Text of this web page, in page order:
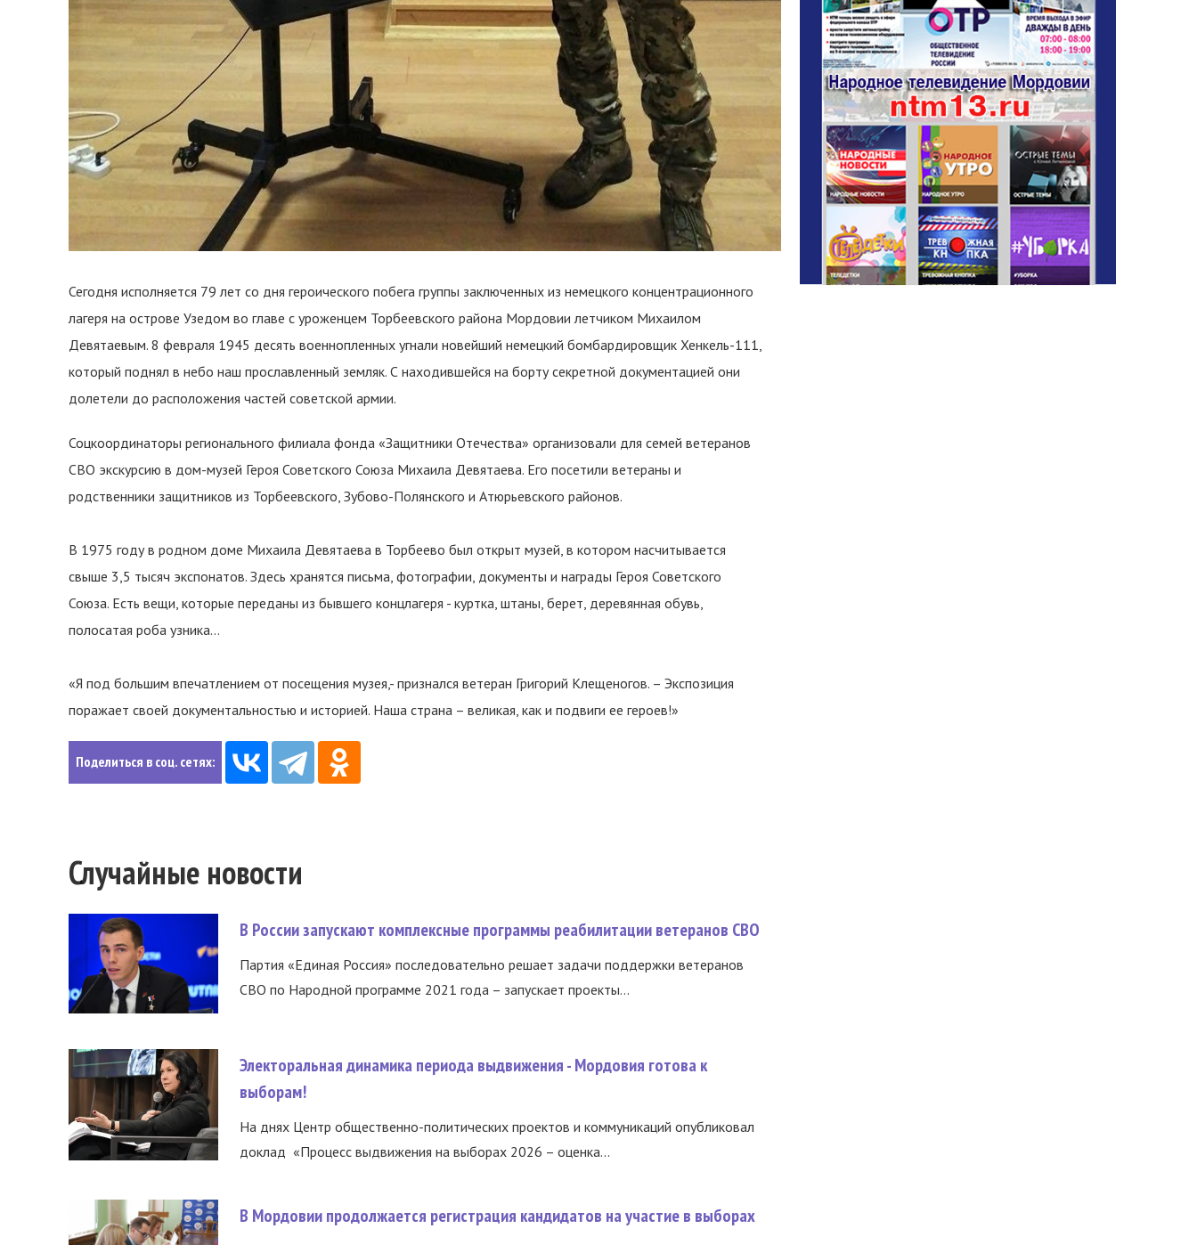
Сегодня исполняется 79 лет со дня героического побега группы заключенных из немецкого концентрационного
лагеря на острове Узедом во главе с уроженцем Торбеевского района Мордовии летчиком Михаилом
Девятаевым. 8 февраля 1945 десять военнопленных угнали новейший немецкий бомбардировщик Хенкель-111,
который поднял в небо наш прославленный земляк. С находившейся на борту секретной документацией они
долетели до расположения частей советской армии.
Соцкоординаторы регионального филиала фонда «Защитники Отечества» организовали для семей ветеранов
СВО экскурсию в дом-музей Героя Советского Союза Михаила Девятаева. Его посетили ветераны и
родственники защитников из Торбеевского, Зубово-Полянского и Атюрьевского районов.
В 1975 году в родном доме Михаила Девятаева в Торбеево был открыт музей, в котором насчитывается
свыше 3,5 тысяч экспонатов. Здесь хранятся письма, фотографии, документы и награды Героя Советского
Союза. Есть вещи, которые переданы из бывшего концлагеря - куртка, штаны, берет, деревянная обувь,
полосатая роба узника...
«Я под большим впечатлением от посещения музея,- признался ветеран Григорий Клещеногов. – Экспозиция
поражает своей документальностью и историей. Наша страна – великая, как и подвиги ее героев!»
Поделиться в соц. сетях:
Случайные новости
В России запускают комплексные программы реабилитации ветеранов СВО
Партия «Единая Россия» последовательно решает задачи поддержки ветеранов
СВО по Народной программе 2021 года – запускает проекты...
Электоральная динамика периода выдвижения - Мордовия готова к
выборам!
На днях Центр общественно-политических проектов и коммуникаций опубликовал
доклад «Процесс выдвижения на выборах 2026 – оценка...
В Мордовии продолжается регистрация кандидатов на участие в выборах